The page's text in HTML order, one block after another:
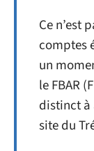
Ce n’est
comptes
un
le FBAR
distinct à
site du